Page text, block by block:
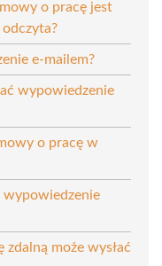
o pracę jest
e-mailem?
wypowiedzenie
o pracę w
wypowiedzenie
może wysłać